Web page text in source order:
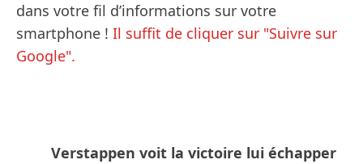
dans votre fil d’informations sur votre
smartphone ! Il suffit de cliquer sur "Suivre sur
Google".
Verstappen voit la victoire lui échapper